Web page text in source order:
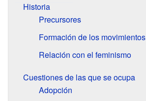
Historia
Precursores
Formación de los movimientos
Relación con el feminismo
Cuestiones de las que se ocupa
Adopción